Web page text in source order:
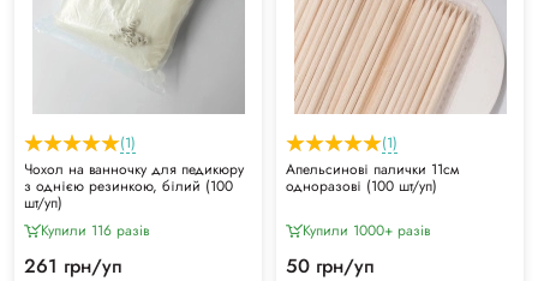
(1)
Чохол на ванночку для педикюру
з однією резинкою, білий (100
шт/уп)
Купили 116 разiв
261 грн/уп
(1)
Апельсинові палички 11см
одноразові (100 шт/уп)
Купили 1000+ разiв
50 грн/уп